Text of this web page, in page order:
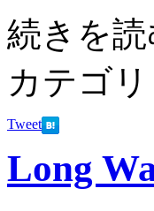
続きを読
カテゴリ
Tweet
Long